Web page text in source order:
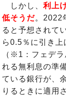
しかし、利上
低そうだ。 2022
ると予想されて
ら0.5％に引き上
（※1：フェデ
れる無利息の準
ている銀行が、
りるときに適用